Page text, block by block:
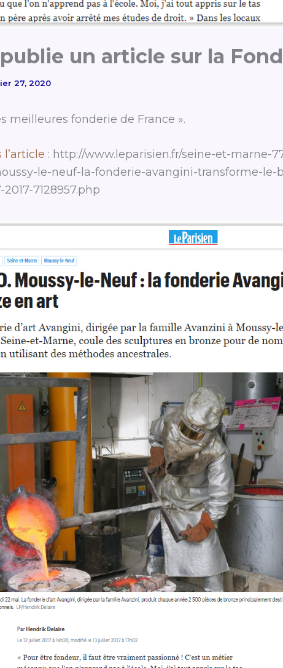
un article sur la
27, 2020
meilleures fonderie de France ».
l’article : http://www.leparisien.fr/seine-et-marne-
le-neuf-la-fonderie-avangini-transforme-le-
2017-7128957.php